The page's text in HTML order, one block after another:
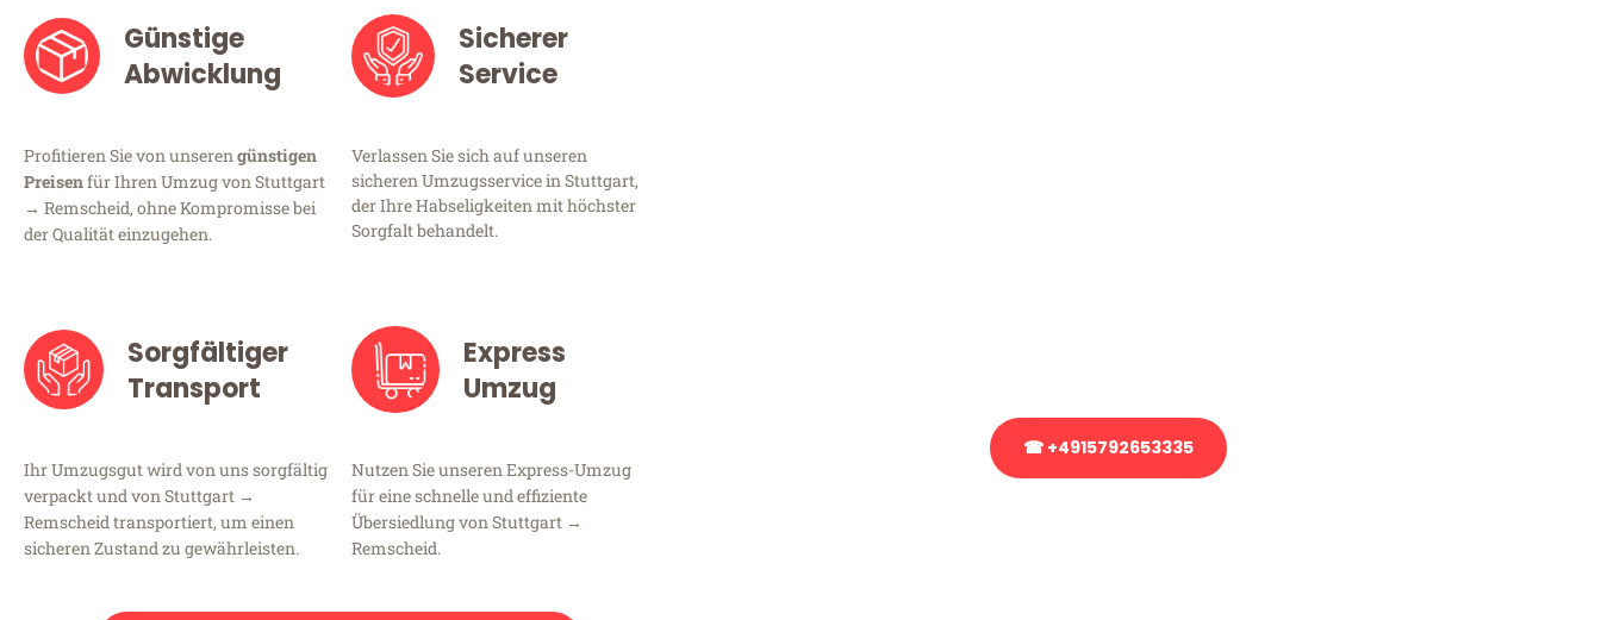
Günstige
Abwicklung
Profitieren Sie von unserengünstigen
Preisenfür Ihren Umzug von Stuttgart
→ Remscheid, ohne Kompromisse bei
der Qualität einzugehen.
Sicherer
Service
Verlassen Sie sich auf unseren
sicheren Umzugsservice in Stuttgart,
der Ihre Habseligkeiten mit höchster
Sorgfalt behandelt.
Sorgfältiger
Transport
Ihr Umzugsgut wird von uns sorgfältig
verpackt und von Stuttgart →
Remscheid transportiert, um einen
sicheren Zustand zu gewährleisten.
Express
Umzug
Nutzen Sie unseren Express-Umzug
für eine schnelle und effiziente
Übersiedlung von Stuttgart →
Remscheid.
☎ +4915792653335